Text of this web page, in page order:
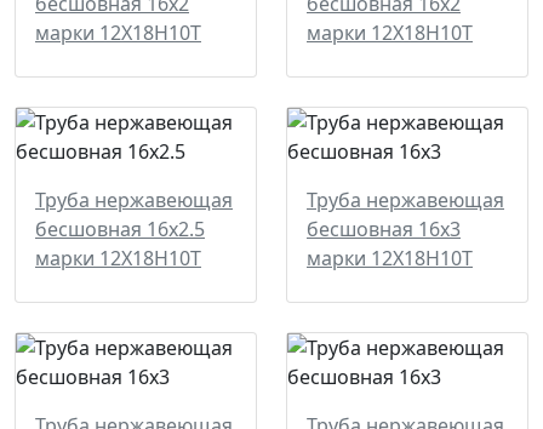
марки 12Х18Н10Т
марки 12Х18Н10Т
Труба нержавеющая
бесшовная 16x2.5
марки 12Х18Н10Т
Труба нержавеющая
бесшовная 16x3
марки 12Х18Н10Т